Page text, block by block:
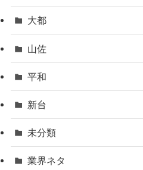
大都
山佐
平和
新台
未分類
業界ネタ